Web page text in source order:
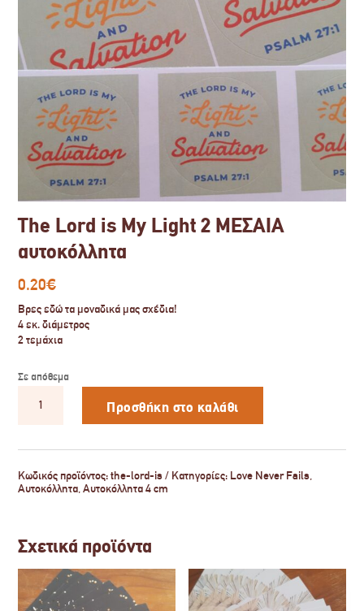
The Lord is My Light 2 ΜΕΣΑΙΑ
αυτοκόλλητα
0.20€
Βρες εδώ τα μοναδικά μας σχέδια!
4 εκ. διάμετρος
2 τεμάχια
Σε απόθεμα
Lord
Light
ΜΕΣΑΙΑ
αυτοκόλλητα
Προσθήκη στο καλάθι
Κωδικός προϊόντος:the-lord-is Κατηγορίες: Love Never Fails,
Αυτοκόλλητα,Αυτοκόλλητα 4 cm
Σχετικά προϊόντα